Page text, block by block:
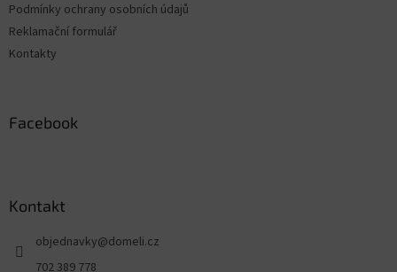
Podmínky ochrany osobních údajů
Reklamační formulář
Kontakty
Facebook
Kontakt
objednavky@domeli.cz
702 389 778